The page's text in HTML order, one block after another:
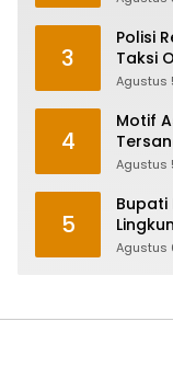
3
Polisi
Taksi
Agustus
4
Motif
Online
Agustus
5
Bupati
Sulsel
Agustus